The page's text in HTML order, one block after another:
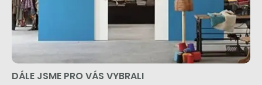
DÁLE JSME PRO VÁS VYBRALI